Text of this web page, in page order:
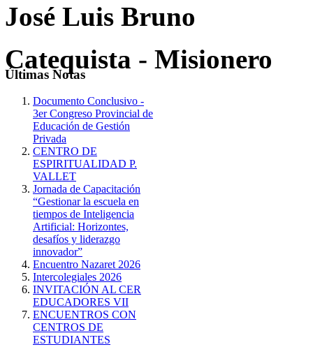
José Luis Bruno
Catequista - Misionero
Últimas Notas
Documento Conclusivo -
3er Congreso Provincial de
Educación de Gestión
Privada
CENTRO DE
ESPIRITUALIDAD P.
VALLET
Jornada de Capacitación
“Gestionar la escuela en
tiempos de Inteligencia
Artificial: Horizontes,
desafíos y liderazgo
innovador”
Encuentro Nazaret 2026
Intercolegiales 2026
INVITACIÓN AL CER
EDUCADORES VII
ENCUENTROS CON
CENTROS DE
ESTUDIANTES